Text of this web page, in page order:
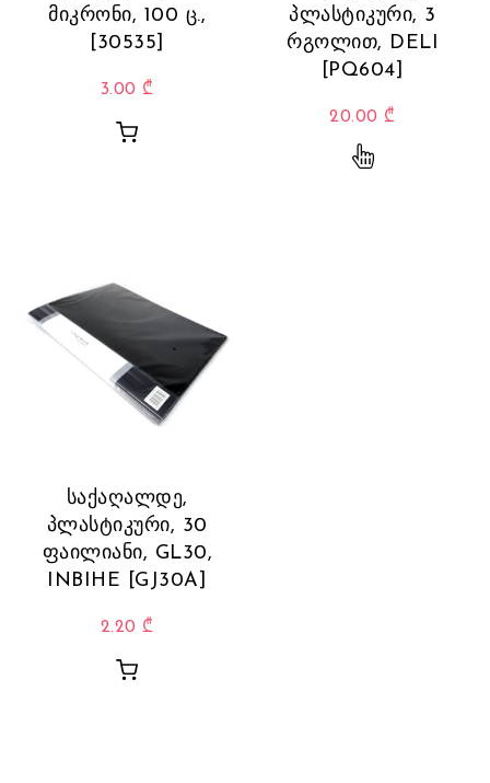
მიკრონი, 100 ც.,
[30535]
3.00 ₾
პლასტიკური, 3
რგოლით, DELI
[PQ604]
20.00 ₾
საქაღალდე,
პლასტიკური, 30
ფაილიანი, GL30,
INBIHE [GJ30A]
2.20 ₾